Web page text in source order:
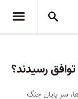
رسیدند؟
سر پایان جنگ